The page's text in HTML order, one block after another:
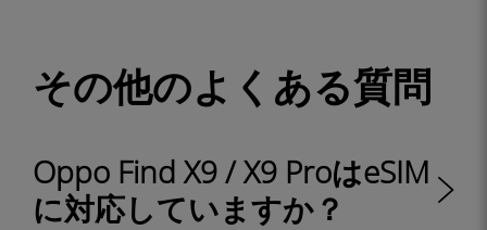
その他のよくある質問
Oppo Find X9 / X9 ProはeSIM
に対応していますか？